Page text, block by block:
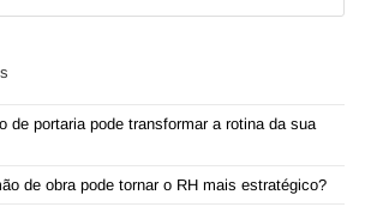
de portaria pode transformar a rotina da sua
de obra pode tornar o RH mais estratégico?